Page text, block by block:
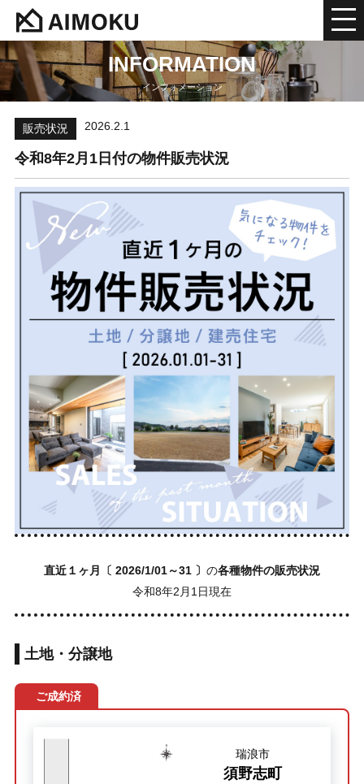
INFORMATION
インフォメーション
販売状況 2026.2.1
令和8年2月1日付の物件販売状況
直近１ヶ月 〔 2026/1/01～31 〕 の各種物件の販売状況
令和8年2月1日現在
土地・分譲地
ご成約済
瑞浪市
須野志町